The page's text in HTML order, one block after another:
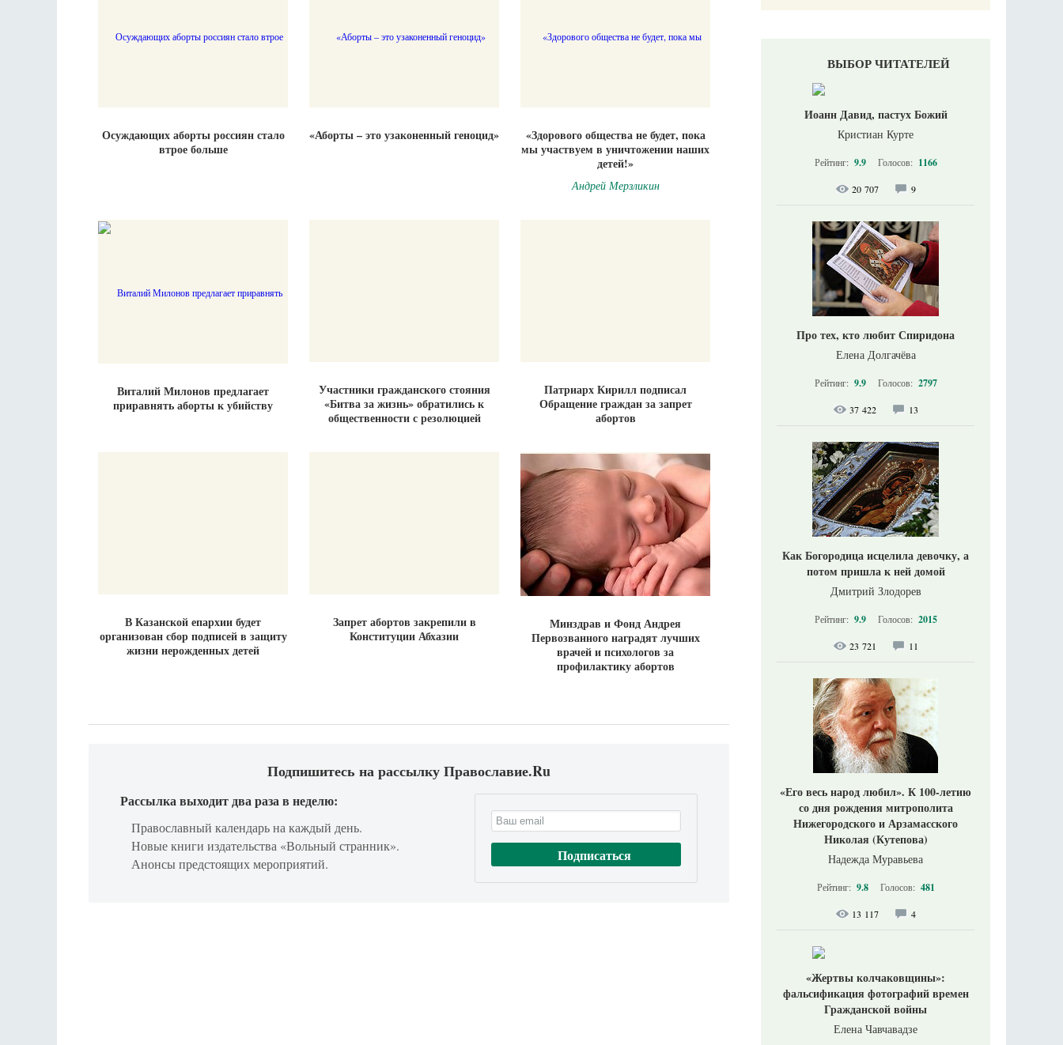
Осуждающих аборты россиян стало
втрое больше
«Аборты – это узаконенный геноцид»
«Здорового общества не будет, пока
мы участвуем в уничтожении наших
детей!»
Андрей Мерзликин
Виталий Милонов предлагает
приравнять аборты к убийству
Участники гражданского стояния
«Битва за жизнь» обратились к
общественности с резолюцией
Патриарх Кирилл подписал
Обращение граждан за запрет
абортов
В Казанской епархии будет
организован сбор подписей в защиту
жизни нерожденных детей
Запрет абортов закрепили в
Конституции Абхазии
Минздрав и Фонд Андрея
Первозванного наградят лучших
врачей и психологов за
профилактику абортов
Подпишитесь на рассылку Православие.Ru
Рассылка выходит два раза в неделю:
Православный календарь на каждый день.
Новые книги издательства «Вольный странник».
Анонсы предстоящих мероприятий.
ВЫБОР ЧИТАТЕЛЕЙ
Иоанн Давид, пастух Божий
Кристиан Курте
Рейтинг: 9.9 Голосов: 1166
20 707 9
Про тех, кто любит Спиридона
Елена Долгачёва
Рейтинг: 9.9 Голосов: 2797
37 422 13
Как Богородица исцелила девочку, а
потом пришла к ней домой
Дмитрий Злодорев
Рейтинг: 9.9 Голосов: 2015
23 721 11
«Его весь народ любил». К 100-летию
со дня рождения митрополита
Нижегородского и Арзамасского
Николая (Кутепова)
Надежда Муравьева
Рейтинг: 9.8 Голосов: 481
13 117 4
«Жертвы колчаковщины»:
фальсификация фотографий времен
Гражданской войны
Елена Чавчавадзе